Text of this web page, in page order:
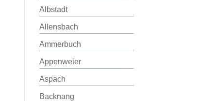
Albstadt
Allensbach
Ammerbuch
Appenweier
Aspach
Backnang